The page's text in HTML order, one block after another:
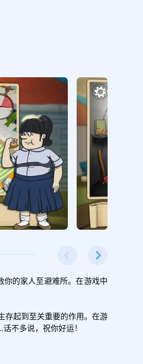
你的家人至避难所。在游戏中
存起到至关重要的作用。在游
不多说，祝你好运！